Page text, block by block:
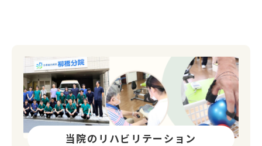
当院のリハビリテーション